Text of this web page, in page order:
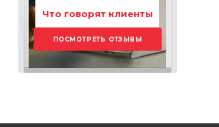
Что говорят клиенты
ПОСМОТРЕТЬ ОТЗЫВЫ